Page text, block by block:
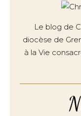
Le blog de
diocèse de
à la Vie